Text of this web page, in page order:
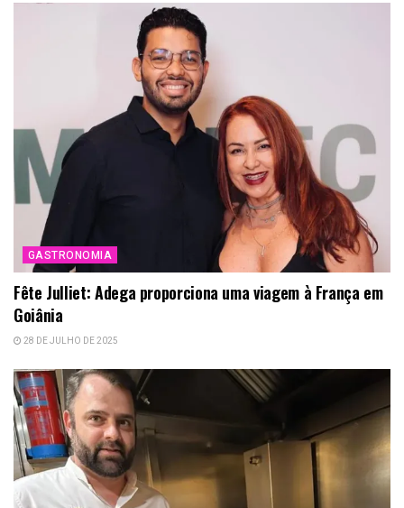
GASTRONOMIA
Fête Julliet: Adega proporciona uma viagem à França em
Goiânia
28 DE JULHO DE 2025